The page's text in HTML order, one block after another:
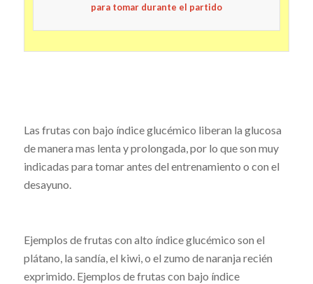
para tomar durante el partido
Las frutas con bajo índice glucémico liberan la glucosa
de manera mas lenta y prolongada, por lo que son muy
indicadas para tomar antes del entrenamiento o con el
desayuno.
Ejemplos de frutas con alto índice glucémico son el
plátano, la sandía, el kiwi, o el zumo de naranja recién
exprimido. Ejemplos de frutas con bajo índice